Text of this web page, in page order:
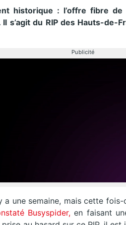
historique : l’offre fibre
Il s’agit du RIP des Hauts-
Publicité
a une semaine, mais cette
Busyspider,en faisant